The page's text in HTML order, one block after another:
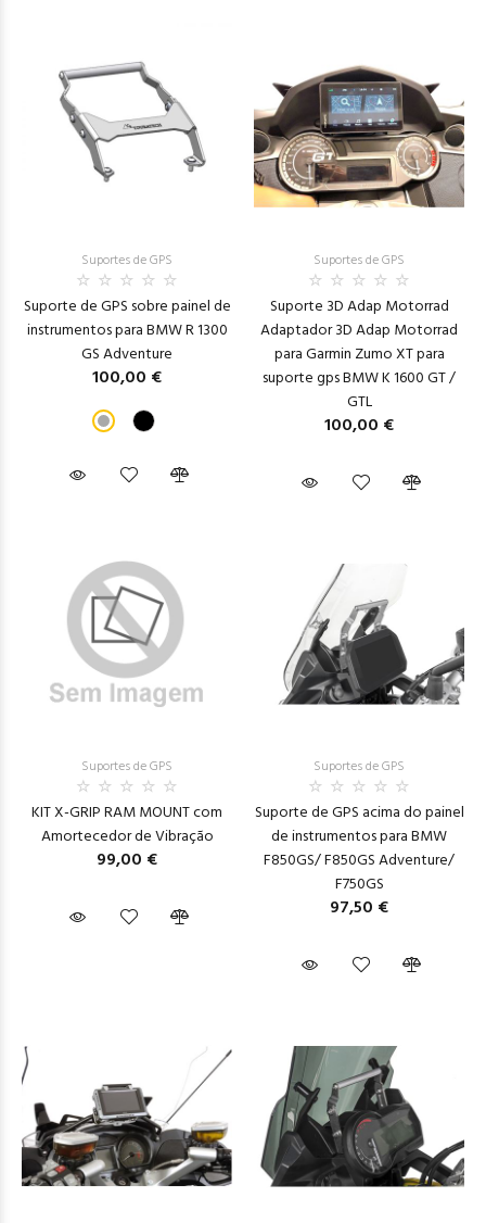
Suportes de GPS
Suporte de GPS sobre painel de
instrumentos para BMW R 1300
GS Adventure
100,00 €
Suportes de GPS
Suporte 3D Adap Motorrad
Adaptador 3D Adap Motorrad
para Garmin Zumo XT para
suporte gps BMW K 1600 GT /
GTL
100,00 €
Suportes de GPS
KIT X-GRIP RAM MOUNT com
Amortecedor de Vibração
99,00 €
Suportes de GPS
Suporte de GPS acima do painel
de instrumentos para BMW
F850GS/ F850GS Adventure/
F750GS
97,50 €